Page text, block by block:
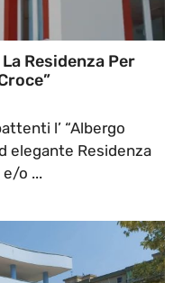
Residenza Per
l’ “Albergo
elegante Residenza
o ...